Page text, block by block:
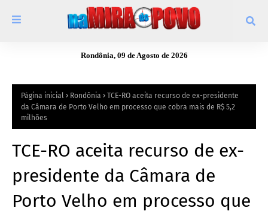
Rondônia, 09 de Agosto de 2026
Página inicial Rondônia
TCE-RO aceita recurso de ex-presidente
da Câmara de Porto Velho em processo que cobra mais de R$ 5,2
milhões
TCE-RO aceita recurso de ex-
presidente da Câmara de
Porto Velho em processo que